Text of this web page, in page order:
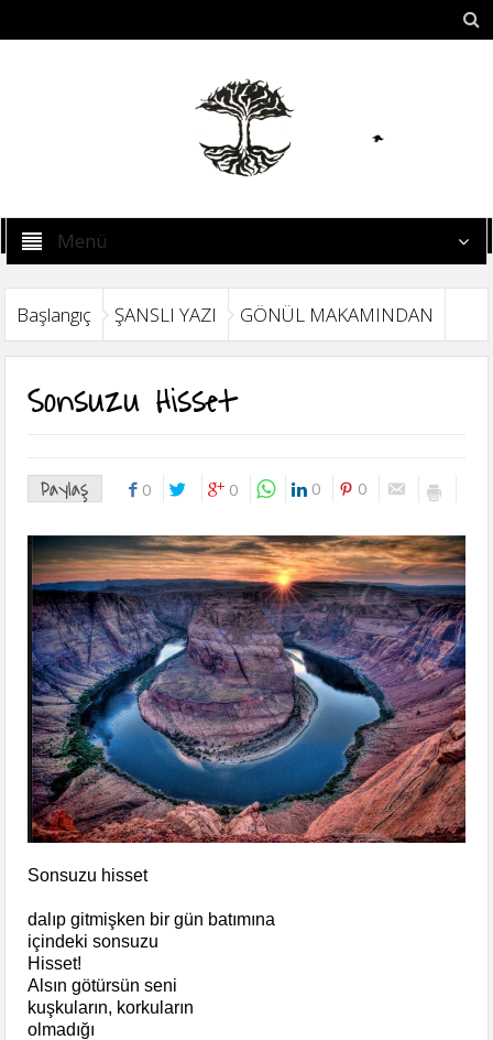
Menü
Başlangıç ŞANSLI YAZI GÖNÜL MAKAMINDAN
Sonsuzu Hisset
Paylaş 0 0 0 0
Sonsuzu hisset
dalıp gitmişken bir gün batımına
içindeki sonsuzu
Hisset!
Alsın götürsün seni
kuşkuların, korkuların
olmadığı